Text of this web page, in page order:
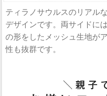
ティラノサウルスのリアル
デザインです。両サイドに
の形をしたメッシュ生地が
性も抜群です。